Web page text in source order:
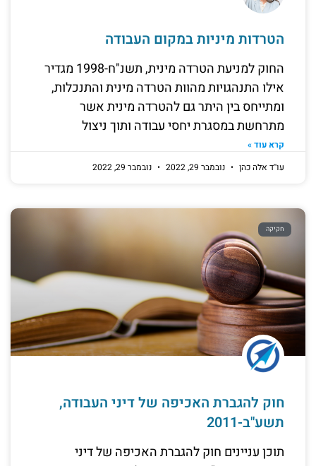
הטרדות מיניות במקום העבודה
החוק למניעת הטרדה מינית, תשנ"ח-1998 מגדיר
אילו התנהגויות מהוות הטרדה מינית והתנכלות,
ומתייחס בין היתר גם להטרדה מינית אשר
מתרחשת במסגרת יחסי עבודה ותוך ניצול
קרא עוד »
עו''ד אלה כהן
נובמבר 29, 2022 נובמבר 29, 2022
חקיקה
חוק להגברת האכיפה של דיני העבודה,
תשע"ב-2011
תוכן עניינים חוק להגברת האכיפה של דיני